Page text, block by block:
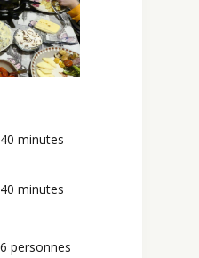
40 minutes
40 minutes
6 personnes